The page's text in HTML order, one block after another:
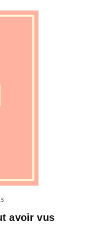
avoir vus